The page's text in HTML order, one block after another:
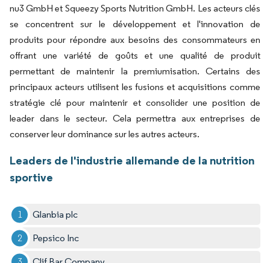
nu3 GmbH et Squeezy Sports Nutrition GmbH. Les acteurs clés
se concentrent sur le développement et l'innovation de
produits pour répondre aux besoins des consommateurs en
offrant une variété de goûts et une qualité de produit
permettant de maintenir la premiumisation. Certains des
principaux acteurs utilisent les fusions et acquisitions comme
stratégie clé pour maintenir et consolider une position de
leader dans le secteur. Cela permettra aux entreprises de
conserver leur dominance sur les autres acteurs.
Leaders de l'industrie allemande de la nutrition
sportive
Glanbia plc
Pepsico Inc